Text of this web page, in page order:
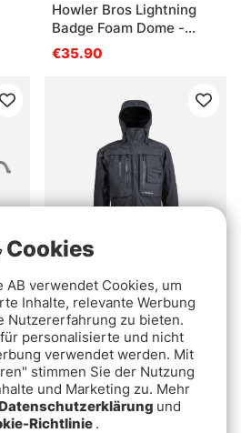
Howler Bros Lightning
Badge Foam Dome -
Black
€35.90
Loop Torne 2.0 Wading
Jacket Soft Black
€665
Cookies
AB verwendet Cookies, um
Inhalte, relevante Werbung
Nutzererfahrung zu bieten.
personalisierte und nicht
verwendet werden. Mit
stimmen Sie der Nutzung
und Marketing zu. Mehr
und
Richtlinie .